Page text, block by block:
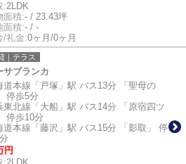
:2LDK
面積:- / 23.43坪
面積:- / -
/礼金:0ヶ月/0ヶ月
｜テラス
サブランカ
道本線「戸塚」駅 バス13分 「聖母の
停歩5分
東北線「大船」駅 バス14分 「原宿四ツ
停歩10分
道本線「藤沢」駅 バス15分 「影取」 停
円